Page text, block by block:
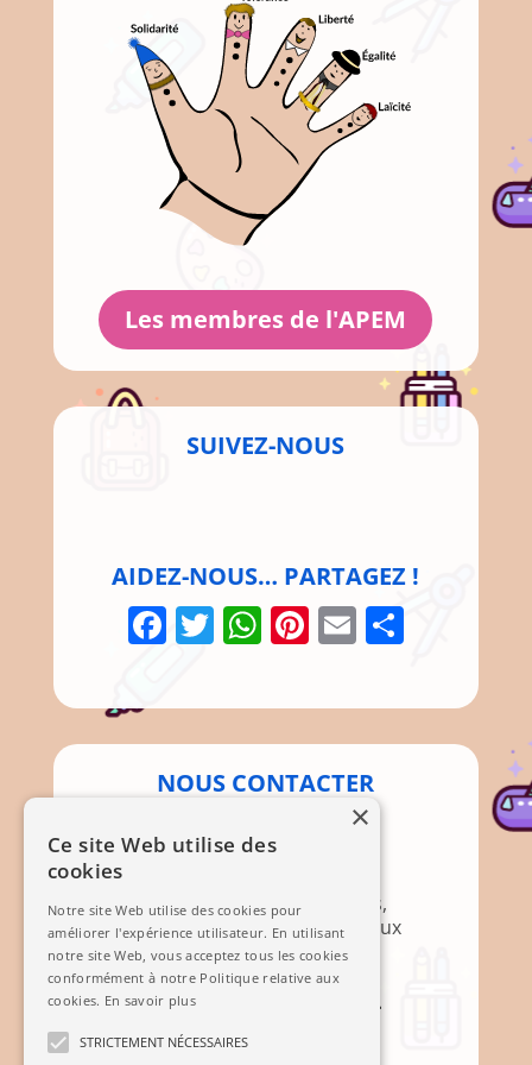
Les membres de l'APEM
SUIVEZ-NOUS
AIDEZ-NOUS… PARTAGEZ !
Facebook
Twitter
WhatsApp
Pinterest
Email
NOUS CONTACTER
Par Courrier
Mairie, 12 Rte de Brignoles,
83136 Méounes-lès-Montrieux
Mail
×
Ce site Web utilise des
cookies
Notre site Web utilise des cookies pour
améliorer l'expérience utilisateur. En utilisant
notre site Web, vous acceptez tous les cookies
conformément à notre Politique relative aux
cookies. En savoir plus
STRICTEMENT NÉCESSAIRES